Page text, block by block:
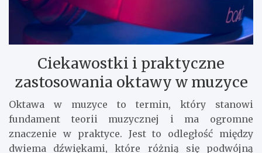
Ciekawostki i praktyczne
zastosowania oktawy w muzyce
Oktawa w muzyce to termin, który stanowi
fundament teorii muzycznej i ma ogromne
znaczenie w praktyce. Jest to odległość między
dwiema dźwiękami, które różnią się podwójną